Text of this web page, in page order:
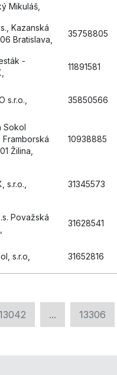
Mikuláš,
Kazanská
Bratislava,
35758805
-
11891581
s.r.o., 35850566
Sokol
Framborská
Žilina,
10938885
s.r.o., 31345573
Považská
31628541
s.r.o, 31652816
... 13306